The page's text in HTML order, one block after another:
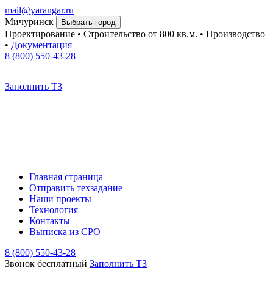
mail@yarangar.ru
Мичуринск
Выбрать город
Проектирование • Строительство от 800 кв.м. • Производство
• Документация
8 (800) 550-43-28
Заполнить ТЗ
Главная страница
Отправить техзадание
Наши проекты
Технология
Контакты
Выписка из СРО
8 (800) 550-43-28
Звонок бесплатный Заполнить TЗ